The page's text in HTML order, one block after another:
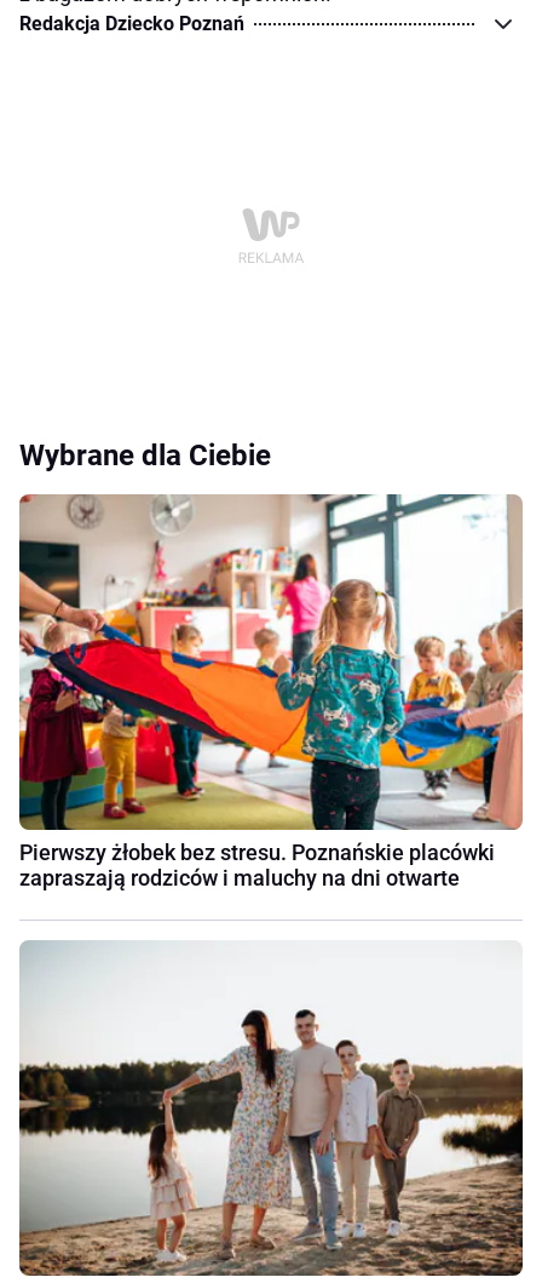
Redakcja Dziecko Poznań
Wybrane dla Ciebie
Pierwszy żłobek bez stresu. Poznańskie placówki
zapraszają rodziców i maluchy na dni otwarte